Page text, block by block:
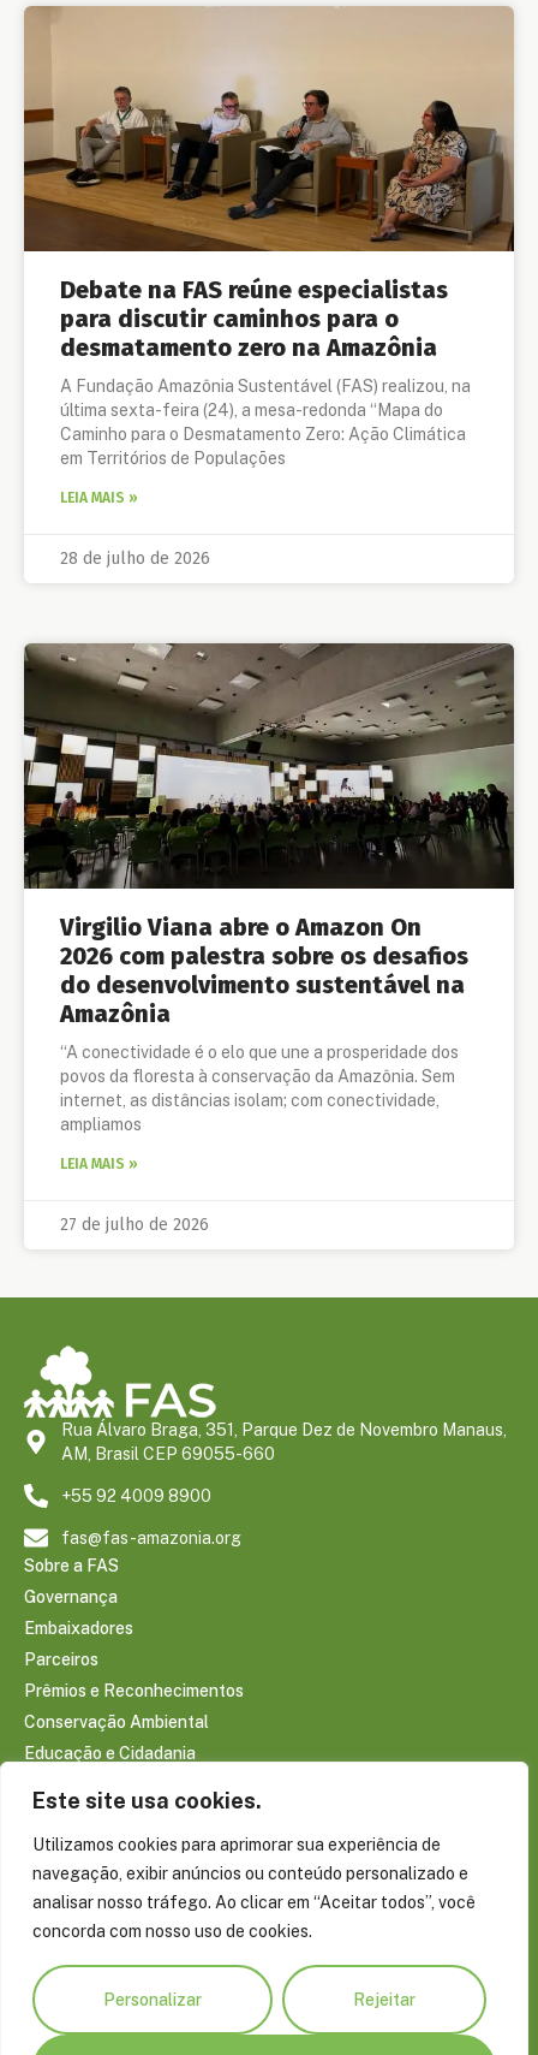
Este site usa cookies.
Utilizamos cookies para aprimorar sua experiência de
navegação, exibir anúncios ou conteúdo personalizado e
analisar nosso tráfego. Ao clicar em “Aceitar todos”, você
concorda com nosso uso de cookies.
Personalizar Rejeitar
Debate na FAS reúne especialistas
para discutir caminhos para o
desmatamento zero na Amazônia
A Fundação Amazônia Sustentável (FAS) realizou, na
última sexta-feira (24), a mesa-redonda “Mapa do
Caminho para o Desmatamento Zero: Ação Climática
em Territórios de Populações
LEIA MAIS »
28 de julho de 2026
Virgilio Viana abre o Amazon On
2026 com palestra sobre os desafios
do desenvolvimento sustentável na
Amazônia
“A conectividade é o elo que une a prosperidade dos
povos da floresta à conservação da Amazônia. Sem
internet, as distâncias isolam; com conectividade,
ampliamos
LEIA MAIS »
27 de julho de 2026
Rua Álvaro Braga, 351, Parque Dez de Novembro Manaus,
AM, Brasil CEP 69055-660
+55 92 4009 8900
fas@fas-amazonia.org
Sobre a FAS
Governança
Embaixadores
Parceiros
Prêmios e Reconhecimentos
Conservação Ambiental
Educação e Cidadania
Saúde e Bem-estar
Sociobioeconomia Amazônica
CONTEÚDOS
Notícias
Reportagens
Publicações
Conecte-se com a Amazônia
Blog do Virgílio Viana